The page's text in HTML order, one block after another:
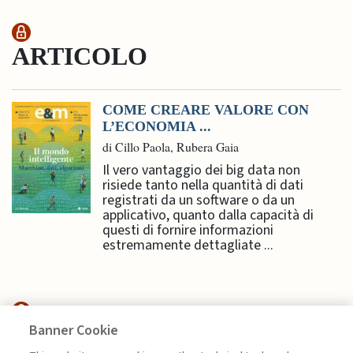
ARTICOLO
COME CREARE VALORE CON
L’ECONOMIA ...
di Cillo Paola, Rubera Gaia
Il vero vantaggio dei big data non
risiede tanto nella quantità di dati
registrati da un software o da un
applicativo, quanto dalla capacità di
questi di fornire informazioni
estremamente dettagliate ...
FINANCE
Banner Cookie